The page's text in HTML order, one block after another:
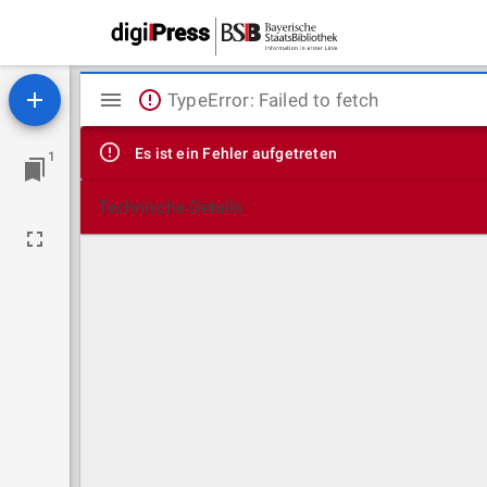
1
Mirador
Viewer
TypeError: Failed to fetch
Es ist ein Fehler aufgetreten
Technische Details